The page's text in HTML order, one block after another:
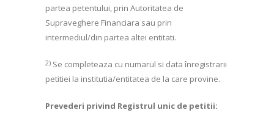
partea petentului, prin Autoritatea de
Supraveghere Financiara sau prin
intermediul/din partea altei entitati.
2) Se completeaza cu numarul si data înregistrarii
petitiei la institutia/entitatea de la care provine.
Prevederi privind Registrul unic de petitii: